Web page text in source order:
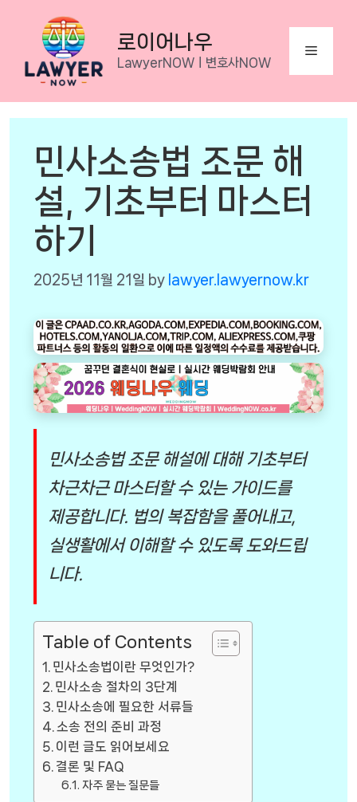
content
로이어나우
LawyerNOWㅣ변호사NOW
Menu
민사소송법 조문 해
설, 기초부터 마스터
하기
2025년 11월 21일 by lawyer.lawyernow.kr
민사소송법 조문 해설에 대해 기초부터
차근차근 마스터할 수 있는 가이드를
제공합니다. 법의 복잡함을 풀어내고,
실생활에서 이해할 수 있도록 도와드립
니다.
Table of Contents
민사소송법이란 무엇인가?
민사소송 절차의 3단계
민사소송에 필요한 서류들
소송 전의 준비 과정
이런 글도 읽어보세요
결론 및 FAQ
자주 묻는 질문들